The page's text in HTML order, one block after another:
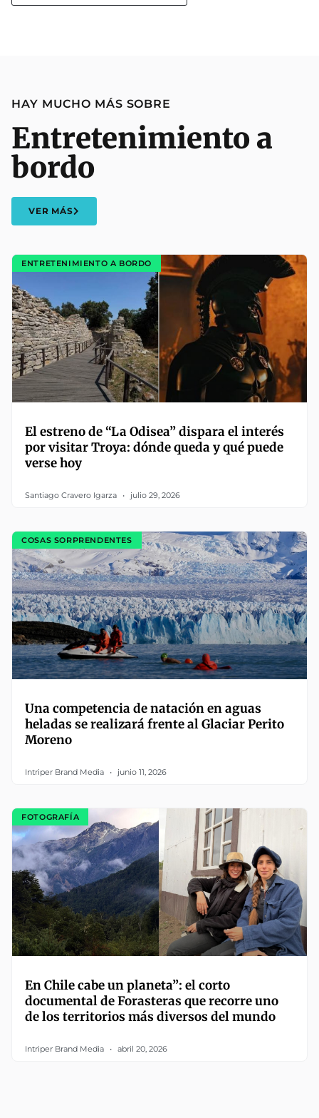
HAY MUCHO MÁS SOBRE
Entretenimiento a
bordo
VER MÁS
ENTRETENIMIENTO A BORDO
El estreno de “La Odisea” dispara el interés
por visitar Troya: dónde queda y qué puede
verse hoy
Santiago Cravero Igarza julio 29, 2026
COSAS SORPRENDENTES
Una competencia de natación en aguas
heladas se realizará frente al Glaciar Perito
Moreno
Intriper Brand Media junio 11, 2026
FOTOGRAFÍA
En Chile cabe un planeta”: el corto
documental de Forasteras que recorre uno
de los territorios más diversos del mundo
Intriper Brand Media abril 20, 2026